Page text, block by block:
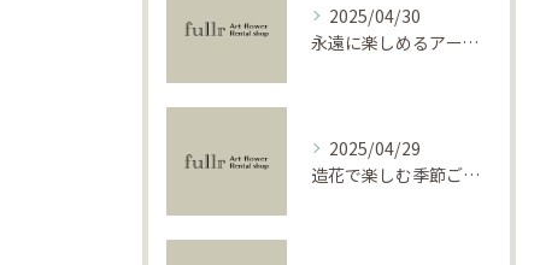
2025/04/30
永遠に楽しめるアーティフィシャルフラワーの使い方
2025/04/29
造花で楽しむ季節ごとのインテリア